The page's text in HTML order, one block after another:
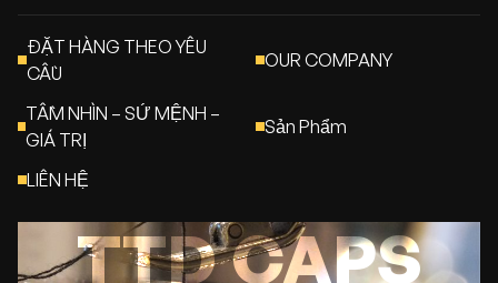
ĐẶT HÀNG THEO YÊU
CẦU
OUR COMPANY
TẦM NHÌN – SỨ MỆNH –
GIÁ TRỊ
Sản Phẩm
LIÊN HỆ
TTD CAPS